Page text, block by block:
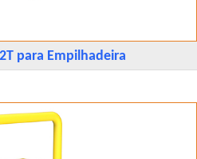
para Empilhadeira